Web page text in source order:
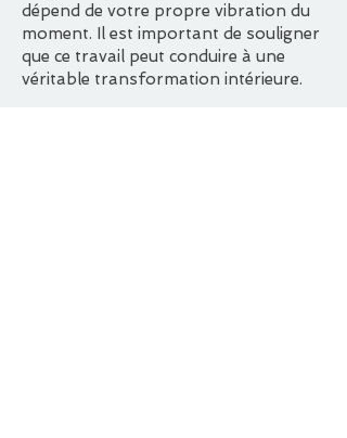
dépend de votre propre vibration du
moment. Il est important de souligner
que ce travail peut conduire à une
véritable transformation intérieure.